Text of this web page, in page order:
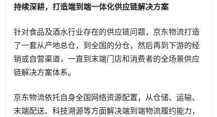
持续深耕，打造端到端一体化供应链解决方案
针对食品及酒水行业存在的供应链问题，京东物流打造
了一套从产地总仓，到全国的分仓，然后再到下游的经
销或自营渠道，一直到末端门店和消费者的全场景供应
链解决方案体系。
京东物流依托自身全国网络资源配置，从仓储、运输、
末端配送、科技溯源等方面解决端到端物流履约能力，